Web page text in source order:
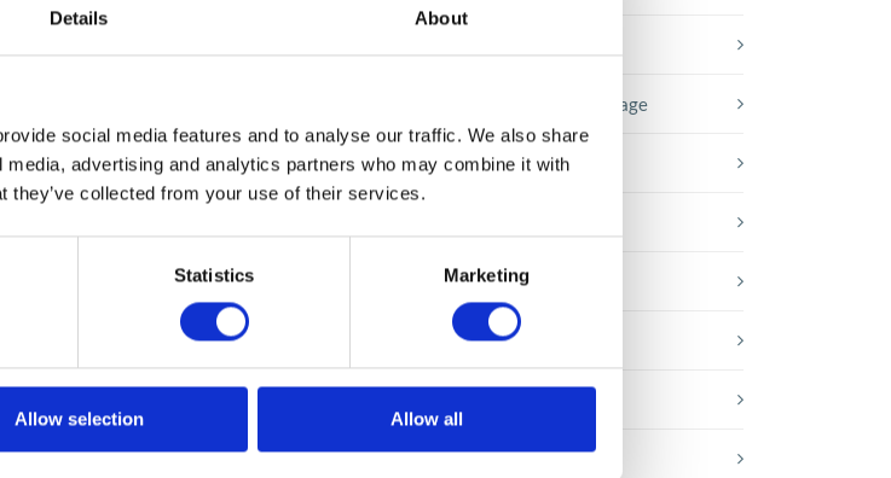
Details About
social media features and to analyse our traffic. We also share
advertising and analytics partners who may combine it with
they’ve collected from your use of their services.
Statistics Marketing
Allow selection Allow all
Historie sukcesu front page
Inicjatywy pracowników
Porady karierowe
Rozwiązania Microsoft
Trendy w SAP-ie